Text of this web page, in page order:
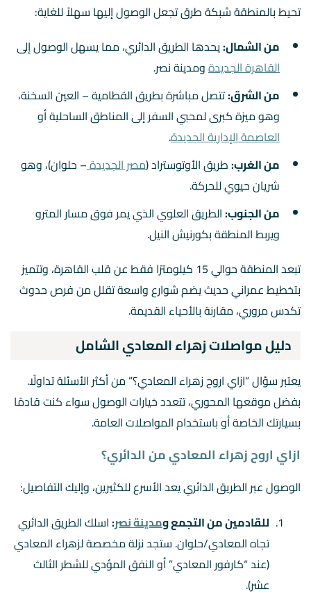
تحيط بالمنطقة شبكة طرق تجعل الوصول إليها سهلاً للغاية:
من الشمال:يحدها الطريق الدائري، مما يسهل الوصول إلى
القاهرة الجديدةومدينة نصر.
من الشرق:تتصل مباشرة بطريق القطامية – العين السخنة،
وهو ميزة كبرى لمحبي السفر إلى المناطق الساحلية أو
العاصمة الإدارية الجديدة.
من الغرب:طريق الأوتوستراد (مصر الجديدة– حلوان)، وهو
شريان حيوي للحركة.
من الجنوب:الطريق العلوي الذي يمر فوق مسار المترو
ويربط المنطقة بكورنيش النيل.
تبعد المنطقة حوالي 15 كيلومترًا فقط عن قلب القاهرة، وتتميز
بتخطيط عمراني حديث يضم شوارع واسعة تقلل من فرص حدوث
تكدس مروري، مقارنة بالأحياء القديمة.
دليل مواصلات زهراء المعادي الشامل
يعتبر سؤال “ازاي اروح زهراء المعادي؟” من أكثر الأسئلة تداولًا.
بفضل موقعها المحوري، تتعدد خيارات الوصول سواء كنت قادمًا
بسيارتك الخاصة أو باستخدام المواصلات العامة.
ازاي اروح زهراء المعادي من الدائري؟
الوصول عبر الطريق الدائري يعد الأسرع للكثيرين، وإليك التفاصيل:
للقادمين من التجمع ومدينة نصر:اسلك الطريق الدائري
تجاه المعادي/حلوان. ستجد نزلة مخصصة لزهراء المعادي
(عند “كارفور المعادي” أو النفق المؤدي للشطر الثالث
عشر).